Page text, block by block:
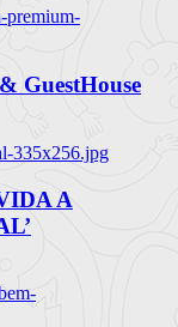
premium-
GuestHouse
335x256.jpg
A